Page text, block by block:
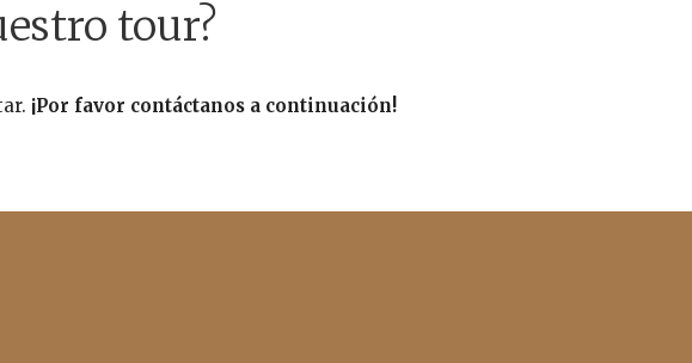
tour?
¡Por favor contáctanos a continuación!